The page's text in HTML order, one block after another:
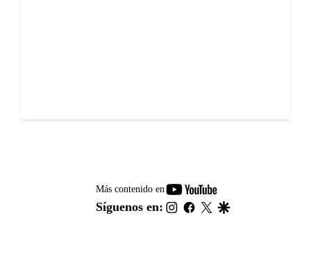
Más contenido en
youtube-
footer
Síguenos en: instagram
facebook
twitter